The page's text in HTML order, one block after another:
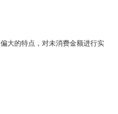
大的特点，对未消费金额进行实